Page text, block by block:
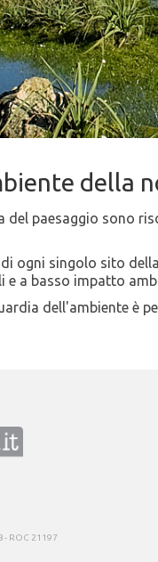
della
del paesaggio sono
di ogni singolo sito
e a basso impatto
dell'ambiente è
- ROC 21197